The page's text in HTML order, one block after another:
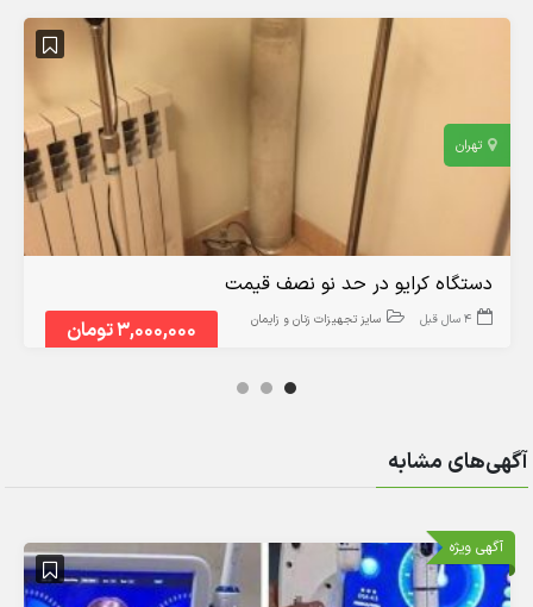
تهران
3,000,000 تومان
دستگاه کرایو در حد نو نصف قیمت
4 سال قبل سایز تجهیزات زنان و زایمان
آگهی‌های مشابه
آگهی ویژه